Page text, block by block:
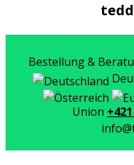
Bestellung &
Union